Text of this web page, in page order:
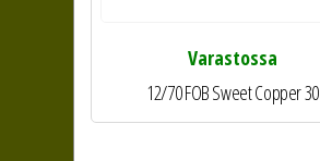
Varastossa
12/70 FOB Sweet Copper 30